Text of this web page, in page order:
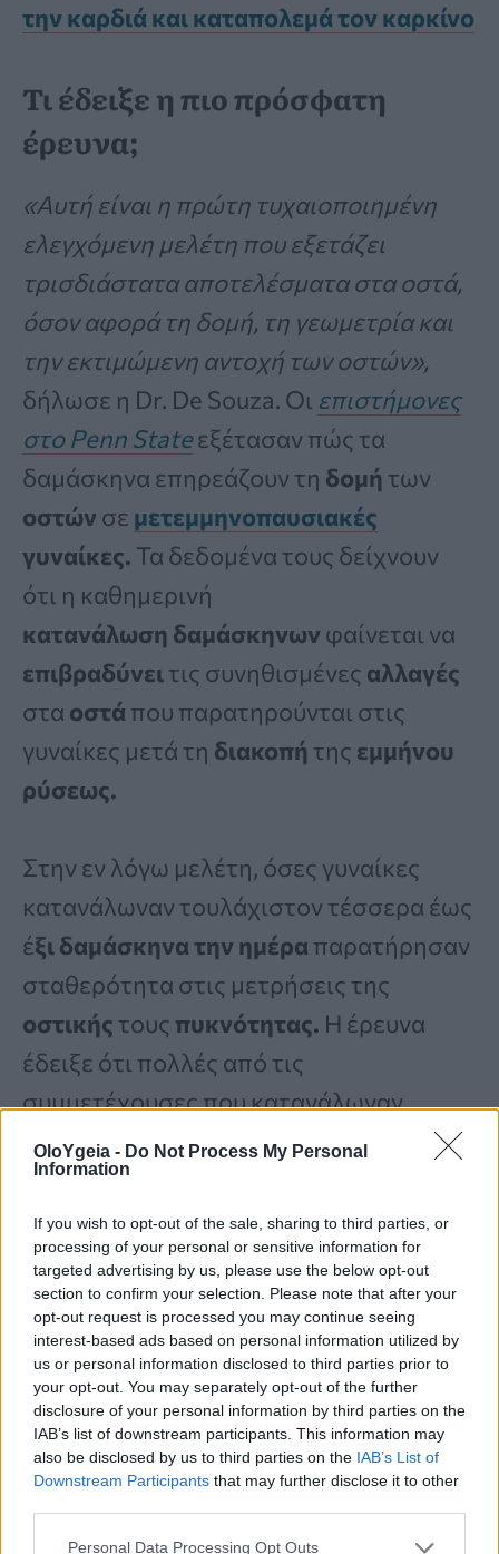
OloYgeia - Do Not Process My Personal
Information
If you wish to opt-out of the sale, sharing to third parties, or
processing of your personal or sensitive information for
targeted advertising by us, please use the below opt-out
section to confirm your selection. Please note that after your
opt-out request is processed you may continue seeing
interest-based ads based on personal information utilized by
us or personal information disclosed to third parties prior to
your opt-out. You may separately opt-out of the further
disclosure of your personal information by third parties on the
IAB’s list of downstream participants. This information may
also be disclosed by us to third parties on the IAB’s List of
Downstream Participants that may further disclose it to other
Personal Data Processing Opt Outs
την καρδιά και καταπολεμά τον καρκίνο
Τι έδειξε η πιο πρόσφατη
έρευνα;
«Αυτή είναι η πρώτη τυχαιοποιημένη
ελεγχόμενη μελέτη που εξετάζει
τρισδιάστατα αποτελέσματα στα οστά,
όσον αφορά τη δομή, τη γεωμετρία και
την εκτιμώμενη αντοχή των οστών»,
δήλωσε η Dr. De Souza. Οι επιστήμονες
στο Penn Stateεξέτασαν πώς τα
δαμάσκηνα επηρεάζουν τη δομή των
οστών σε μετεμμηνοπαυσιακές
γυναίκες. Τα δεδομένα τους δείχνουν
ότι η καθημερινή
κατανάλωση δαμάσκηνων φαίνεται να
επιβραδύνειτις συνηθισμένες αλλαγές
στα οστά που παρατηρούνται στις
γυναίκες μετά τη διακοπή της εμμήνου
ρύσεως.
Στην εν λόγω μελέτη, όσες γυναίκες
κατανάλωναν τουλάχιστον τέσσερα έως
έξι δαμάσκηνα την ημέρα παρατήρησαν
σταθερότητα στις μετρήσεις της
οστικής τους πυκνότητας. Η έρευνα
έδειξε ότι πολλές από τις
συμμετέχουσες που κατανάλωναν
δαμάσκηνα διατήρησαν τηνποιότητα
τωνοστών
έτους.
Οφέλη για τις γυναίκες μετά
την εμμηνόπαυση
Για τις γυναίκες άνω των 45 ετών, η
εμμηνόπαυσησημαίνει αλλαγές στα
επίπεδατωνορμονώνκαιαυξημένο
κίνδυνο απώλειαςτηςοστικής